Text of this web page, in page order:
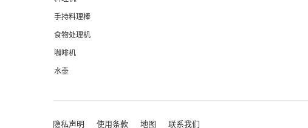
手持料理棒
食物处理机
咖啡机
水壶
隐私声明 使用条款 地图 联系我们